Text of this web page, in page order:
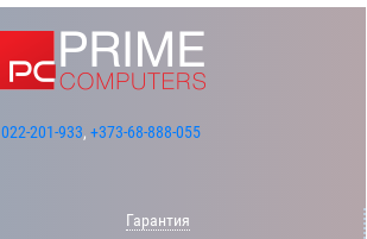
022-201-933, +373-68-888-055
Гарантия